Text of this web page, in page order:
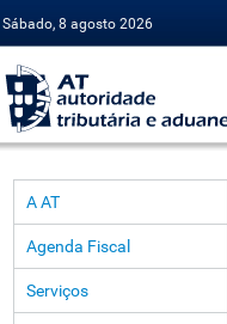
Sábado, 8 agosto 2026
A AT
Agenda Fiscal
Serviços